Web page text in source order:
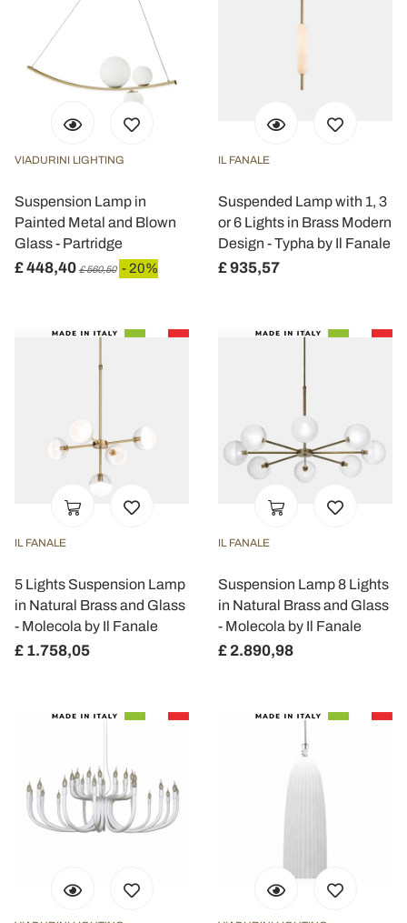
VIADURINI LIGHTING
Suspension Lamp in
Painted Metal and Blown
Glass - Partridge
£ 448,40 £ 560,50 - 20%
IL FANALE
Suspended Lamp with 1, 3
or 6 Lights in Brass Modern
Design - Typha by Il Fanale
£ 935,57
IL FANALE
5 Lights Suspension Lamp
in Natural Brass and Glass
- Molecola by Il Fanale
£ 1.758,05
IL FANALE
Suspension Lamp 8 Lights
in Natural Brass and Glass
- Molecola by Il Fanale
£ 2.890,98